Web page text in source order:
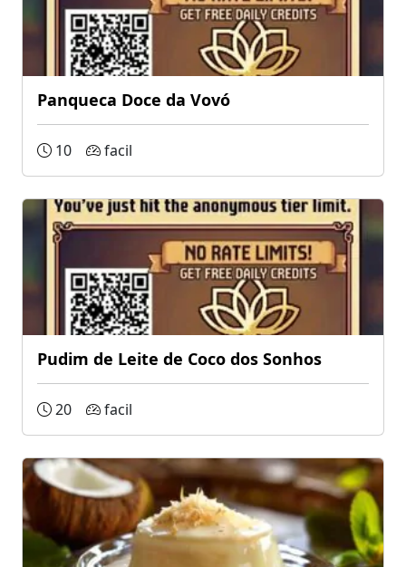
Panqueca Doce da Vovó
10 facil
Pudim de Leite de Coco dos Sonhos
20 facil